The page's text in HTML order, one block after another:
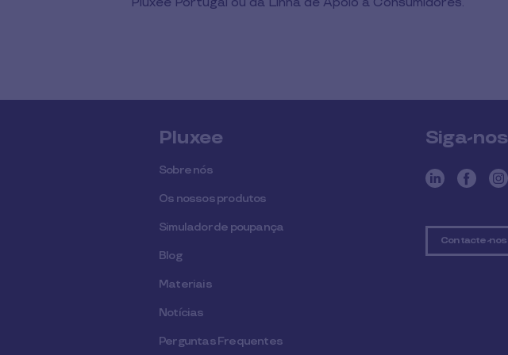
Pluxee
Sobre nós
Os nossos produtos
Simulador de poupança
Blog
Materiais
Notícias
Perguntas Frequentes
Siga-nos
Contacte-nos